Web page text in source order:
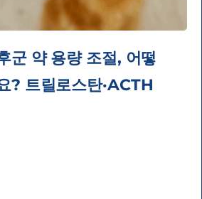
군 약 용량 조절, 어떻
? 트릴로스탄·ACTH